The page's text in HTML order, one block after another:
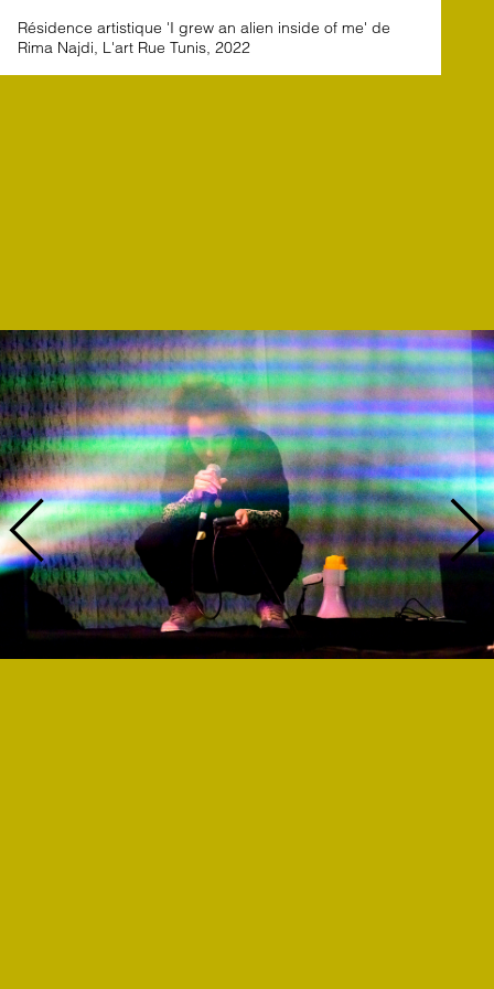
Résidence artistique 'I grew an alien inside of me' de
Rima Najdi, L'art Rue Tunis, 2022